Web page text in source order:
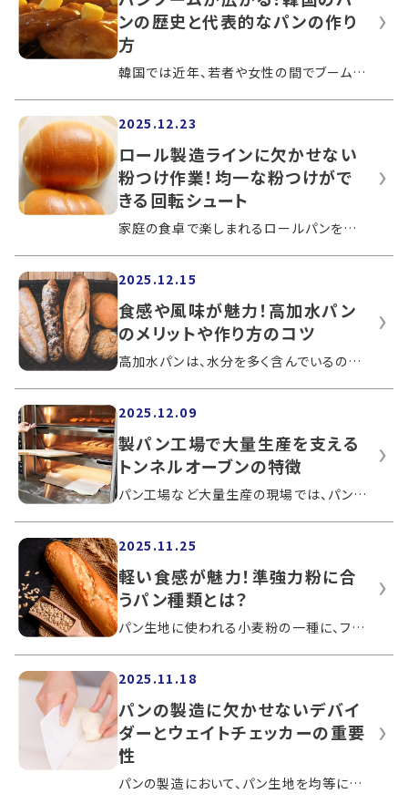
ンの歴史と代表的なパンの作り
方
韓国では近年、若者や女性の間でブームが起こるほどパンが注目を集めています。これまでパンは韓国では間食として親しまれてきましたが、韓...
2025.12.23
ロール製造ラインに欠かせない
粉つけ作業！均一な粉つけがで
きる回転シュート
家庭の食卓で楽しまれるロールパンを大量に作る製パン工場では、生産性向上のためにパン生地への均一な粉つけ作業が欠かせません。この記事...
2025.12.15
食感や風味が魅力！高加水パン
のメリットや作り方のコツ
高加水パンは、水分を多く含んでいるのが特徴で、代表的なものにバゲットやカンパーニュなどがあります。しっとりとした食感が長続きするの...
2025.12.09
製パン工場で大量生産を支える
トンネルオーブンの特徴
パン工場など大量生産の現場では、パンづくりの最後の工程である焼成において、専用のオーブンが必要です。トンネルオーブンは、安定した大...
2025.11.25
軽い食感が魅力！準強力粉に合
うパン種類とは？
パン生地に使われる小麦粉の一種に、フランスパン専用粉とも呼ばれる準強力粉があります。準強力粉は小麦の香りを楽しめるフランスパンや、...
2025.11.18
パンの製造に欠かせないデバイ
ダーとウェイトチェッカーの重要
性
パンの製造において、パン生地を均等に分割する作業は、品質の安定やロス削減のために重要な工程です。そのためには、パン生地の分割に特化...